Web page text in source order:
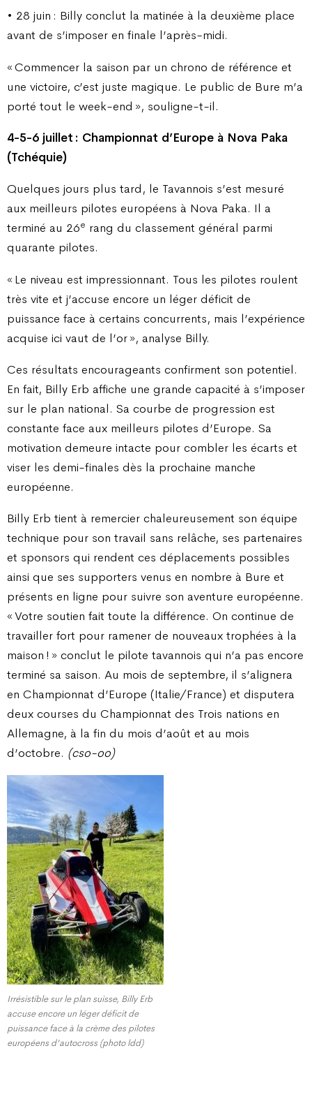
• 28 juin : Billy conclut la matinée à la deuxième place
avant de s’imposer en finale l’après-midi.
« Commencer la saison par un chrono de référence et
une victoire, c’est juste magique. Le public de Bure m’a
porté tout le week-end », souligne-t-il.
4-5-6 juillet : Championnat d’Europe à Nova Paka
(Tchéquie)
Quelques jours plus tard, le Tavannois s’est mesuré
aux meilleurs pilotes européens à Nova Paka. Il a
terminé au 26e rang du classement général parmi
quarante pilotes.
« Le niveau est impressionnant. Tous les pilotes roulent
très vite et j’accuse encore un léger déficit de
puissance face à certains concurrents, mais l’expérience
acquise ici vaut de l’or », analyse Billy.
Ces résultats encourageants confirment son potentiel.
En fait, Billy Erb affiche une grande capacité à s’imposer
sur le plan national. Sa courbe de progression est
constante face aux meilleurs pilotes d’Europe. Sa
motivation demeure intacte pour combler les écarts et
viser les demi-finales dès la prochaine manche
européenne.
Billy Erb tient à remercier chaleureusement son équipe
technique pour son travail sans relâche, ses partenaires
et sponsors qui rendent ces déplacements possibles
ainsi que ses supporters venus en nombre à Bure et
présents en ligne pour suivre son aventure européenne.
« Votre soutien fait toute la différence. On continue de
travailler fort pour ramener de nouveaux trophées à la
maison ! » conclut le pilote tavannois qui n’a pas encore
terminé sa saison. Au mois de septembre, il s’alignera
en Championnat d’Europe (Italie/France) et disputera
deux courses du Championnat des Trois nations en
Allemagne, à la fin du mois d’août et au mois
d’octobre. (cso-oo)
Irrésistible sur le plan suisse, Billy Erb
accuse encore un léger déficit de
puissance face à la crème des pilotes
européens d’autocross (photo ldd)